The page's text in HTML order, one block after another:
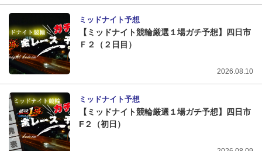
ミッドナイト予想
【ミッドナイト競輪厳選１場ガチ予想】四日市
Ｆ２（２日目）
2026.08.10
ミッドナイト予想
【ミッドナイト競輪厳選１場ガチ予想】四日市
F２（初日）